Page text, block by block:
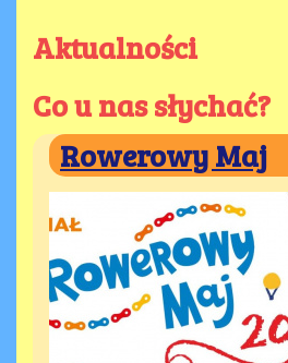
Aktualności
Co u nas słychać?
Rowerowy Maj